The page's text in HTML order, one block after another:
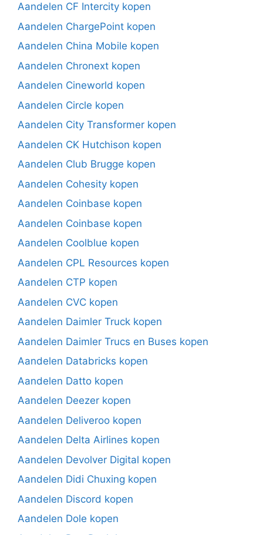
Aandelen CF Intercity kopen
Aandelen ChargePoint kopen
Aandelen China Mobile kopen
Aandelen Chronext kopen
Aandelen Cineworld kopen
Aandelen Circle kopen
Aandelen City Transformer kopen
Aandelen CK Hutchison kopen
Aandelen Club Brugge kopen
Aandelen Cohesity kopen
Aandelen Coinbase kopen
Aandelen Coinbase kopen
Aandelen Coolblue kopen
Aandelen CPL Resources kopen
Aandelen CTP kopen
Aandelen CVC kopen
Aandelen Daimler Truck kopen
Aandelen Daimler Trucs en Buses kopen
Aandelen Databricks kopen
Aandelen Datto kopen
Aandelen Deezer kopen
Aandelen Deliveroo kopen
Aandelen Delta Airlines kopen
Aandelen Devolver Digital kopen
Aandelen Didi Chuxing kopen
Aandelen Discord kopen
Aandelen Dole kopen